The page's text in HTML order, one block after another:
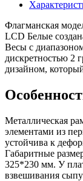
"Ceed"
-
ACP-
15.2
"Ceed"
LED
Черные
Флагманская
LCD Белые
Весы с
дискретностью 2
дизайном,
Металлическая
элементами из
устойчива к
Габаритные
325*230 мм. У
взвешивания